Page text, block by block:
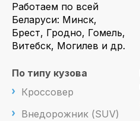
Работаем по всей
Беларуси: Минск,
Брест, Гродно, Гомель,
Витебск, Могилев и др.
По типу кузова
Кроссовер
Внедорожник (SUV)